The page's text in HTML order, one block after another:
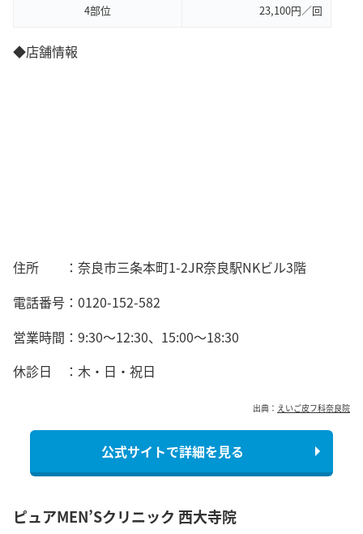
4部位 23,100円／回
◆店舗情報
住所 ：奈良市三条本町1-2JR奈良駅NKビル3階
電話番号：0120-152-582
営業時間：9:30～12:30、15:00～18:30
休診日 ：木・日・祝日
出典： えいご皮フ科奈良院
公式サイトで詳細を見る
ピュアMEN’Sクリニック 西大寺院